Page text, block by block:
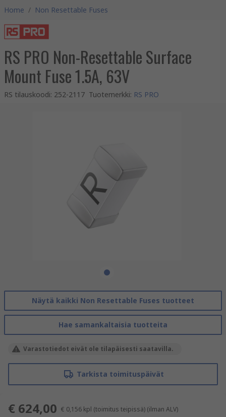
Home / Non Resettable Fuses
RS PRO Non-Resettable Surface
Mount Fuse 1.5A, 63V
RS tilauskoodi: 252-2117 Tuotemerkki: RS PRO
Näytä kaikki Non Resettable Fuses tuotteet
Hae samankaltaisia tuotteita
Varastotiedot eivät ole tilapäisesti saatavilla.
Tarkista toimituspäivät
€ 624,00 € 0,156 kpl (toimitus teipissä) (ilman ALV)